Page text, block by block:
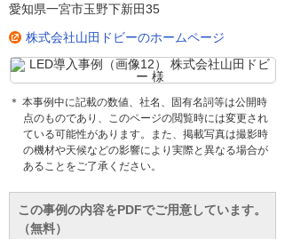
愛知県一宮市玉野下新田35
株式会社山田ドビーのホームページ
＊ 本事例中に記載の数値、社名、固有名詞等は公開時
点のものであり、このページの閲覧時には変更され
ている可能性があります。また、掲載写真は撮影時
の機材や天候などの影響により実際と異なる場合が
あることをご了承ください。
この事例の内容をPDFでご用意しています。
（無料）